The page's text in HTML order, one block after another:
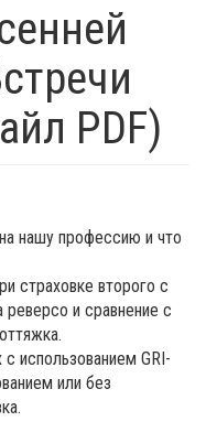
PDF)
нашу профессию и что
страховке второго с
реверсо и сравнение с
с использованием GRI-
или без